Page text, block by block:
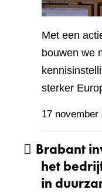
Met een
bouwen we
sterker
17 november
Brabant
het
in